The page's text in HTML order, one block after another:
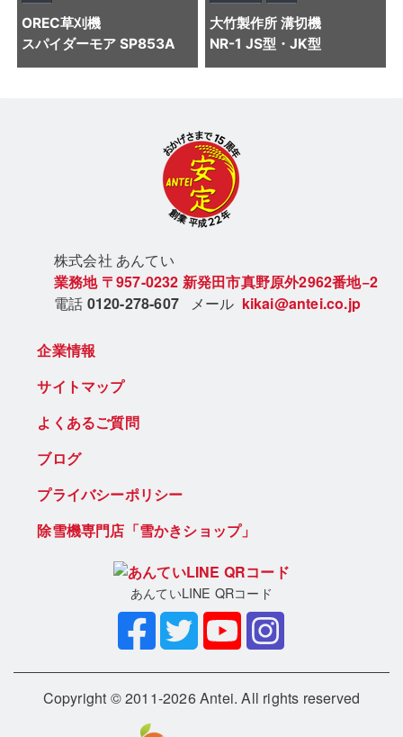
OREC草刈機
スパイダーモア SP853A
大竹製作所 溝切機
NR-1 JS型・JK型
株式会社 あんてい
業務地 〒957-0232 新発田市真野原外2962番地−2
電話 0120-278-607 メール kikai@antei.co.jp
企業情報
サイトマップ
よくあるご質問
ブログ
プライバシーポリシー
除雪機専門店「雪かきショップ」
あんていLINE QRコード
Copyright © 2011-2026 Antei. All rights reserved